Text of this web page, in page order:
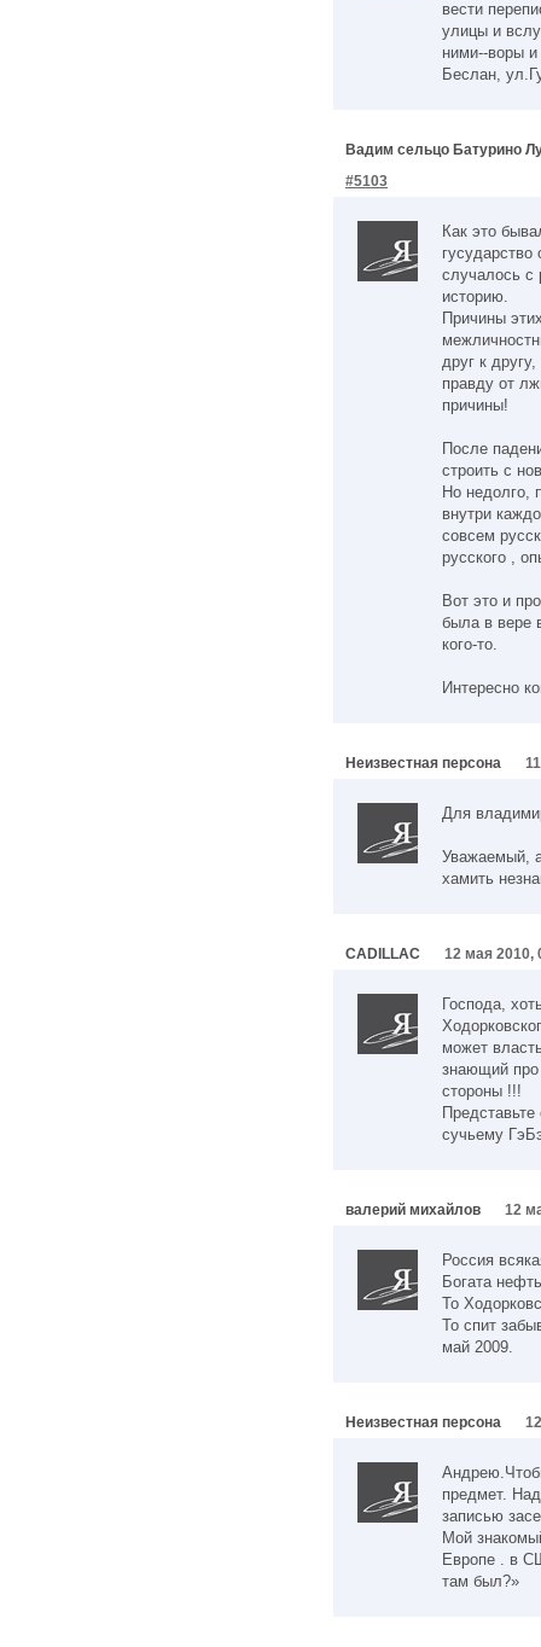
вести
улицы и
ними--воры
Беслан,
Вадим сельцо Батурино
#5103
Как это
случалось с
историю.
Причины
друг к
правду от
причины!
После
строить с
Но недолго,
внутри
совсем
русского ,
Вот это и
была в вере
кого-то.
Интересно
Неизвестная персона
Для
Уважаемый,
хамить
CADILLAC 12 мая 2010,
Господа,
может
знающий про
стороны !!!
сучьему
валерий михайлов 12
Россия
Богата
То
То спит
май 2009.
Неизвестная персона
предмет.
записью
Мой
Европе . в
там был?»